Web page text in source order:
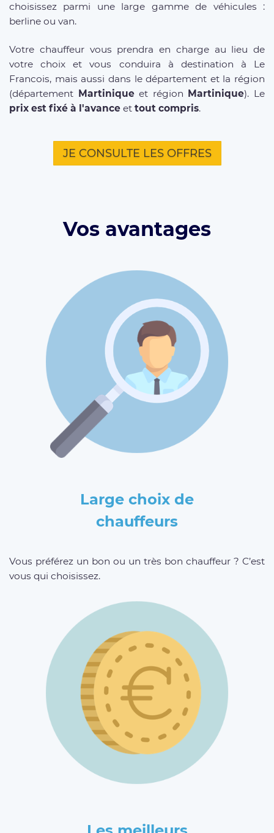
choisissez parmi une large gamme de véhicules :
berline ou van.
Votre chauffeur vous prendra en charge au lieu de
votre choix et vous conduira à destination à Le
Francois, mais aussi dans le département et la région
(département Martiniqueet région Martinique). Le
prix est fixé à l'avance et tout compris.
JE CONSULTE LES OFFRES
Vos avantages
Large choix de
chauffeurs
Vous préférez un bon ou un très bon chauffeur ? C’est
vous qui choisissez.